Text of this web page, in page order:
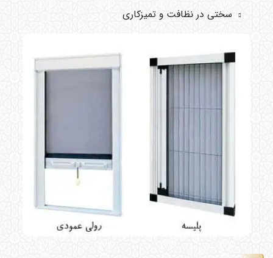
سختی در نظافت و تمیزکاری